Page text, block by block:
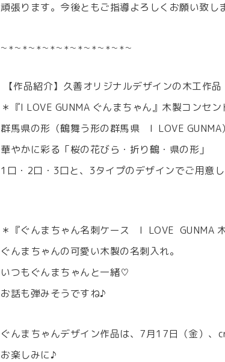
頑張ります。今後ともご指導よろしくお願い致し
〜＊〜＊〜＊〜＊〜＊〜＊〜＊〜＊〜＊〜
【作品紹介】 久善オリジナルデザインの木工作品
＊『I LOVE GUNMA ぐんまちゃん』木製コン
群馬県の形（鶴舞う形の群馬県 I LOVE GUNMA
華やかに彩る「桜の花びら・折り鶴・県の形」
1口・2口・3口と、3タイプのデザインでご用意し
＊『ぐんまちゃん名刺ケース I LOVE GUNMA
ぐんまちゃんの可愛い木製の名刺入れ。
いつもぐんまちゃんと一緒♡
お話も弾みそうですね♪
ぐんまちゃんデザイン作品は、7月17日（金）、
お楽しみに♪